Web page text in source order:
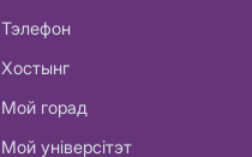
Тэлефон
Хостынг
Мой горад
Мой універсітэт